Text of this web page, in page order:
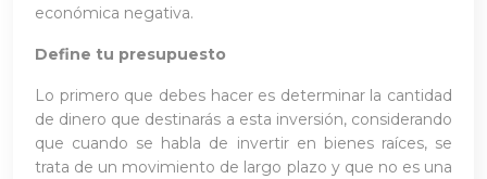
económica negativa.
Define tu presupuesto
Lo primero que debes hacer es determinar la cantidad
de dinero que destinarás a esta inversión, considerando
que cuando se habla de invertir en bienes raíces, se
trata de un movimiento de largo plazo y que no es una